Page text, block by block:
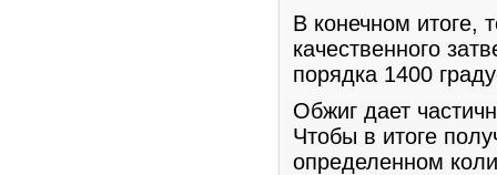
В конечном итоге,
качественного
порядка 1400
Обжиг дает
Чтобы в итоге
определенном